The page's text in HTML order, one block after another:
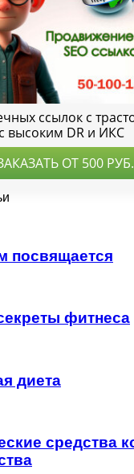
посвящается
фитнеса
диета
средства